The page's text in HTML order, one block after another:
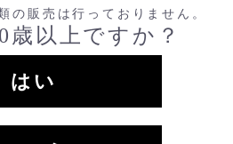
の販売は行っておりません。
歳以上ですか？
はい